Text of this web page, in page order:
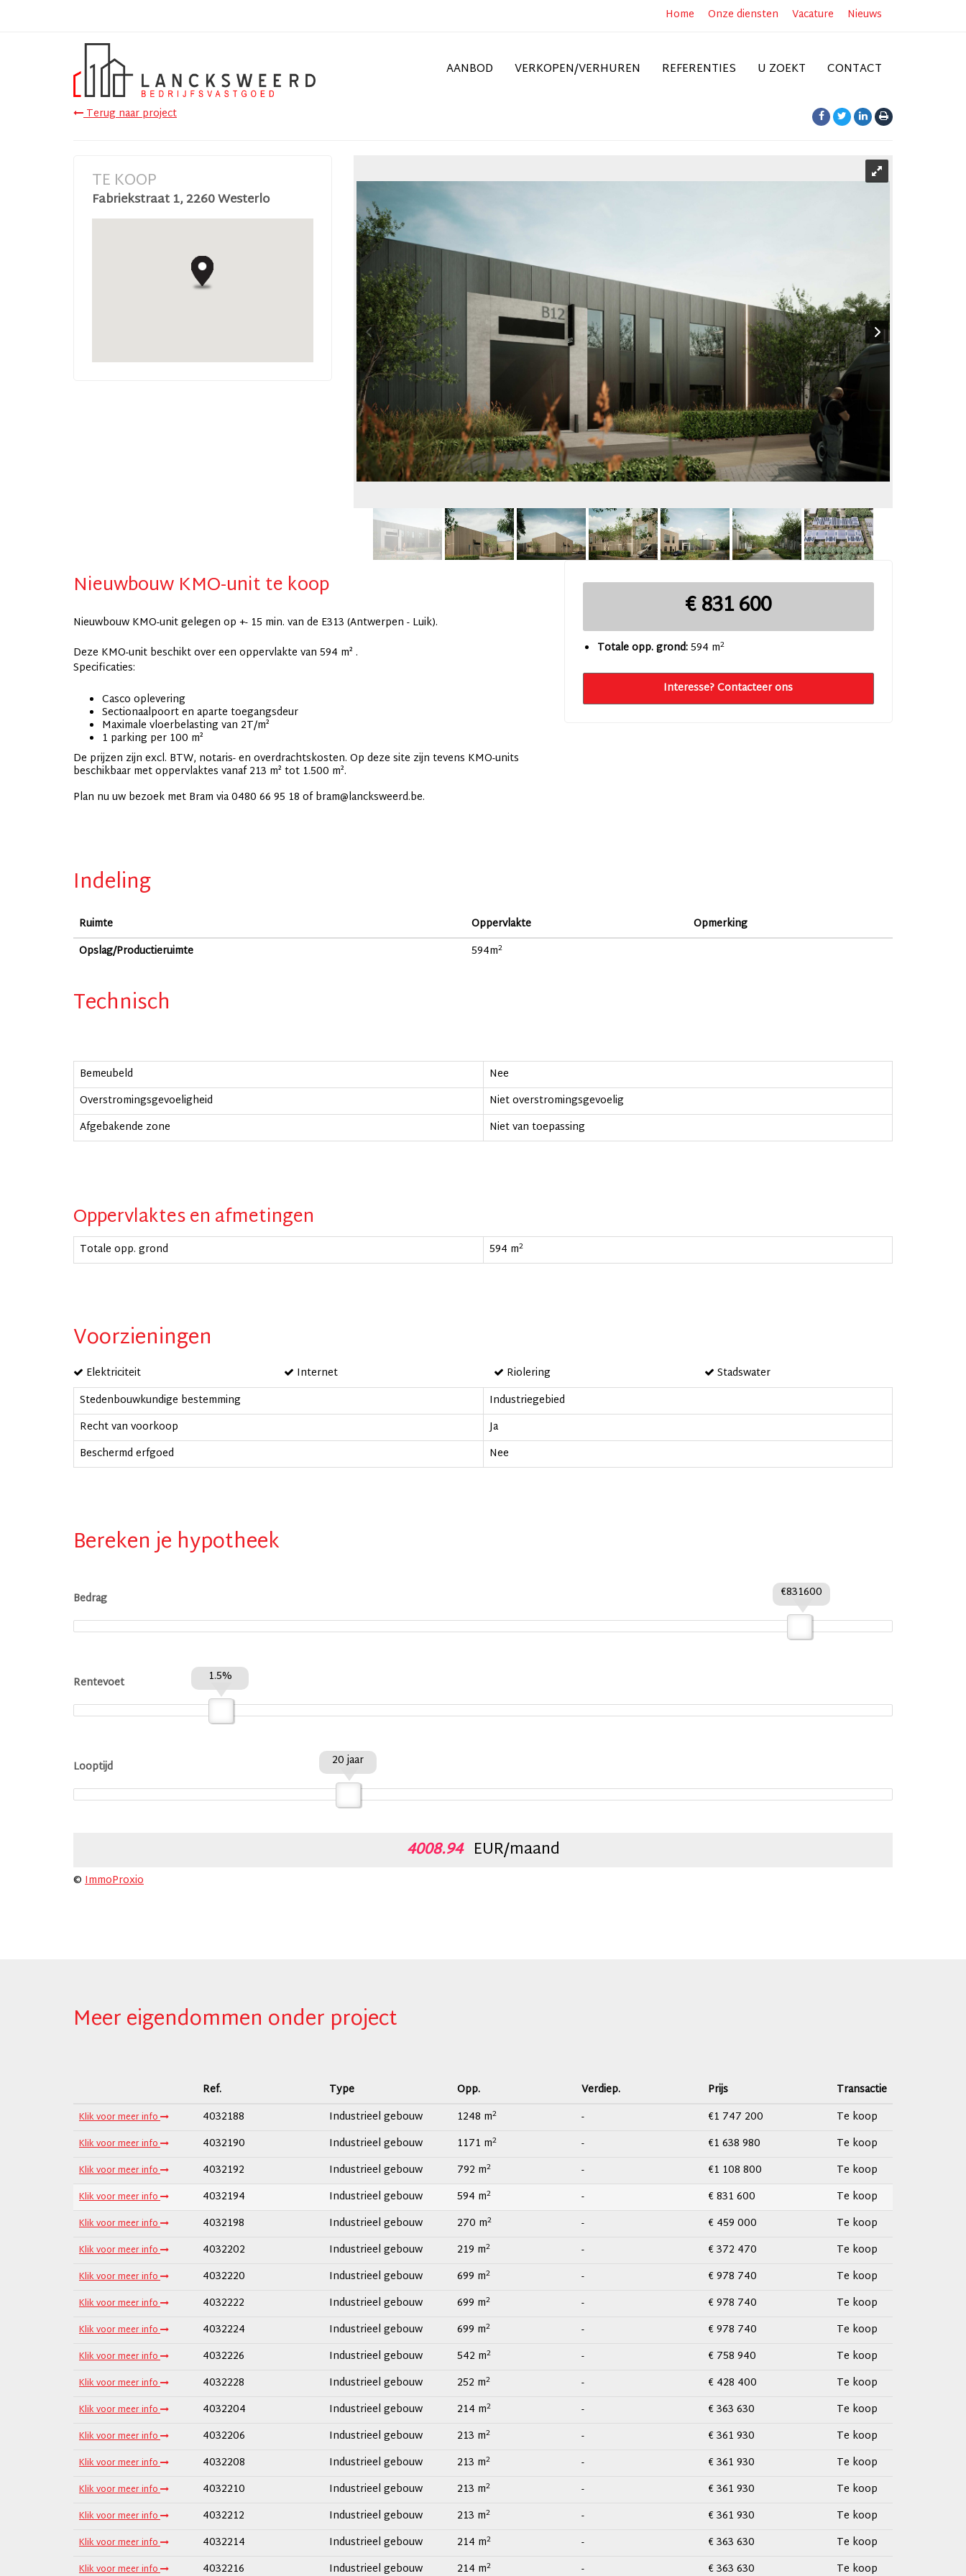
Home Onze diensten Vacature Nieuws
AANBOD VERKOPEN/VERHUREN REFERENTIES U ZOEKT CONTACT
Terug naar project
TE KOOP
Fabriekstraat 1, 2260 Westerlo
Nieuwbouw KMO-unit te koop
Nieuwbouw KMO-unit gelegen op +- 15 min. van de E313 (Antwerpen - Luik).
Deze KMO-unit beschikt over een oppervlakte van 594 m² .
Specificaties:
Casco oplevering
Sectionaalpoort en aparte toegangsdeur
Maximale vloerbelasting van 2T/m²
1 parking per 100 m²
De prijzen zijn excl. BTW, notaris- en overdrachtskosten. Op deze site zijn tevens KMO-units
beschikbaar met oppervlaktes vanaf 213 m² tot 1.500 m².
Plan nu uw bezoek met Bram via 0480 66 95 18 of bram@lancksweerd.be.
€ 831 600
Totale opp. grond:594 m2
Interesse? Contacteer ons
Indeling
Ruimte Oppervlakte
Opmerking
Opslag/Productieruimte
594m2
Technisch
Bemeubeld
Nee
Overstromingsgevoeligheid
Niet overstromingsgevoelig
Afgebakende zone
Niet van toepassing
Oppervlaktes en afmetingen
Totale opp. grond 594 m2
Voorzieningen
Elektriciteit Internet Riolering
Stadswater
Stedenbouwkundige bestemming
Industriegebied
Recht van voorkoop
Ja
Beschermd erfgoed
Nee
Bereken je hypotheek
Bedrag €831600
Rentevoet 1.5%
Looptijd 20 jaar
4008.94 EUR/maand
© ImmoProxio
Meer eigendommen onder project
Ref. Type Opp. Verdiep. Prijs Transactie
Klik voor meer info 4032188 Industrieel gebouw 1248 m2 - €1 747 200 Te koop
Klik voor meer info 4032190 Industrieel gebouw 1171 m2 - €1 638 980 Te koop
Klik voor meer info 4032192 Industrieel gebouw 792 m2 - €1 108 800 Te koop
Klik voor meer info 4032194 Industrieel gebouw 594 m2 - € 831 600 Te koop
Klik voor meer info 4032198 Industrieel gebouw 270 m2 - € 459 000 Te koop
Klik voor meer info 4032202 Industrieel gebouw 219 m2 - € 372 470 Te koop
Klik voor meer info 4032220 Industrieel gebouw 699 m2 - € 978 740 Te koop
Klik voor meer info 4032222 Industrieel gebouw 699 m2 - € 978 740 Te koop
Klik voor meer info 4032224 Industrieel gebouw 699 m2 - € 978 740 Te koop
Klik voor meer info 4032226 Industrieel gebouw 542 m2 - € 758 940 Te koop
Klik voor meer info 4032228 Industrieel gebouw 252 m2 - € 428 400 Te koop
Klik voor meer info 4032204 Industrieel gebouw 214 m2 - € 363 630 Te koop
Klik voor meer info 4032206 Industrieel gebouw 213 m2 - € 361 930 Te koop
Klik voor meer info 4032208 Industrieel gebouw 213 m2 - € 361 930 Te koop
Klik voor meer info 4032210 Industrieel gebouw 213 m2 - € 361 930 Te koop
Klik voor meer info 4032212 Industrieel gebouw 213 m2 - € 361 930 Te koop
Klik voor meer info 4032214 Industrieel gebouw 214 m2 - € 363 630 Te koop
Klik voor meer info 4032216 Industrieel gebouw 214 m2 - € 363 630 Te koop